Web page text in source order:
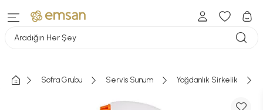
Aradığın Her Şey
Sofra Grubu Servis Sunum Yağdanlık Sirkelik